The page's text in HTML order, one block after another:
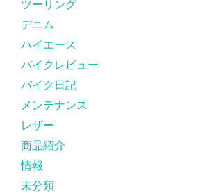
ツーリング
デニム
ハイエース
バイクレビュー
バイク日記
メンテナンス
レザー
商品紹介
情報
未分類